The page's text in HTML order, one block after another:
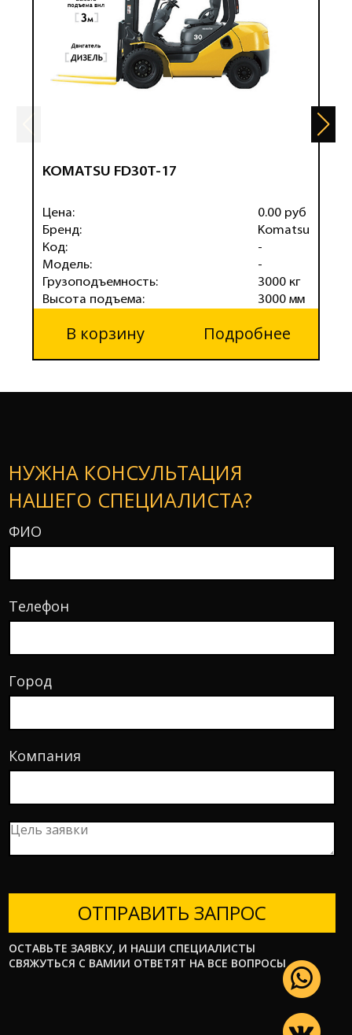
KOMATSU FD30T-17
Цена:
Бренд:
Код:
Модель:
Грузоподъемность:
Высота подъема:
0.00 руб
Komatsu
-
-
3000 кг
3000 мм
В корзину Подробнее
НУЖНА КОНСУЛЬТАЦИЯ
НАШЕГО СПЕЦИАЛИСТА?
ФИО
Телефон
Город
Компания
ОТПРАВИТЬ ЗАПРОС
ОСТАВЬТЕ ЗАЯВКУ, И НАШИ СПЕЦИАЛИСТЫ
СВЯЖУТЬСЯ С ВАМИИ ОТВЕТЯТ НА ВСЕ ВОПРОСЫ